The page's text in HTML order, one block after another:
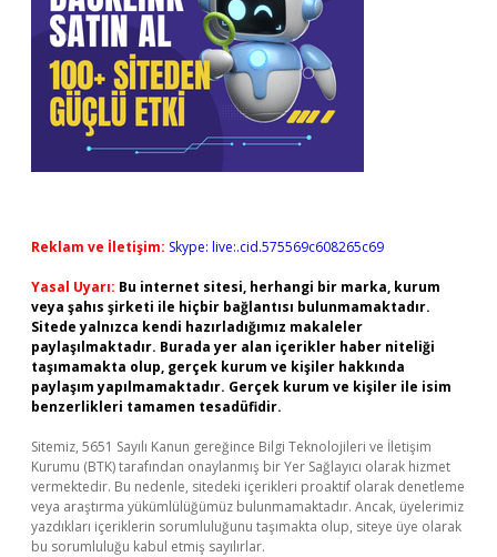
Reklam ve İletişim: Skype: live:.cid.575569c608265c69
Yasal Uyarı: Bu internet sitesi, herhangi bir marka, kurum
veya şahıs şirketi ile hiçbir bağlantısı bulunmamaktadır.
Sitede yalnızca kendi hazırladığımız makaleler
paylaşılmaktadır. Burada yer alan içerikler haber niteliği
taşımamakta olup, gerçek kurum ve kişiler hakkında
paylaşım yapılmamaktadır. Gerçek kurum ve kişiler ile isim
benzerlikleri tamamen tesadüfidir.
Sitemiz, 5651 Sayılı Kanun gereğince Bilgi Teknolojileri ve İletişim
Kurumu (BTK) tarafından onaylanmış bir Yer Sağlayıcı olarak hizmet
vermektedir. Bu nedenle, sitedeki içerikleri proaktif olarak denetleme
veya araştırma yükümlülüğümüz bulunmamaktadır. Ancak, üyelerimiz
yazdıkları içeriklerin sorumluluğunu taşımakta olup, siteye üye olarak
bu sorumluluğu kabul etmiş sayılırlar.